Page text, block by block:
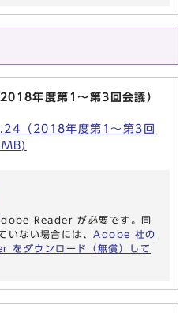
年度第1～第3回会議）
（2018年度第1～第3回
Reader が必要です。同
いない場合には、 Adobe 社の
をダウンロード（無償）して